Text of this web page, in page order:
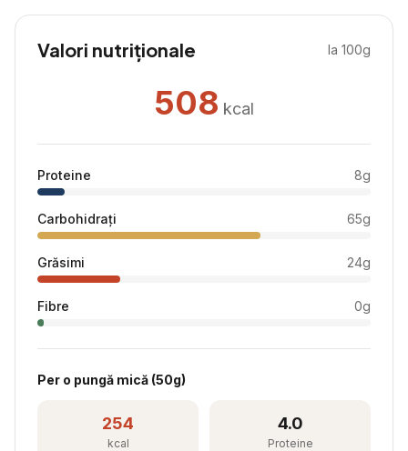
Valori nutriționale la 100g
508 kcal
Proteine 8g
Carbohidrați 65g
Grăsimi 24g
Fibre 0g
Per o pungă mică (50g)
254
kcal
4.0
Proteine